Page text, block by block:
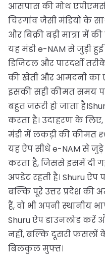
आसपास की मोथ
चिरगांव जैसी मंडियों के
और बिक्री बड़ी मात्रा में की
यह मंडी e-NAM से जुड़ी
डिजिटल और पारदर्शी
की खेती और आमदनी का
इसकी सही कीमत समय
बहुत जरूरी हो जाता
करता है। उदाहरण के
मंडी में लकड़ी की कीमत
यह ऐप सीधे e-NAM से
करता है, जिससे इसमें दी
अपडेट रहती है। Shuru ऐप
बल्कि पूरे उत्तर प्रदेश की
हैं, वो भी अपनी स्थानीय
Shuru ऐप डाउनलोड करें
नहीं, बल्कि दूसरी फसलों
बिलकुल मुफ्त।